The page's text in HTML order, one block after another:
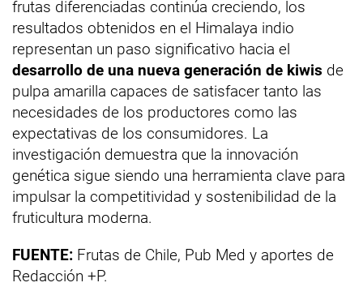
frutas diferenciadas continúa creciendo, los
resultados obtenidos en el Himalaya indio
representan un paso significativo hacia el
desarrollo de una nueva generación de kiwis de
pulpa amarilla capaces de satisfacer tanto las
necesidades de los productores como las
expectativas de los consumidores. La
investigación demuestra que la innovación
genética sigue siendo una herramienta clave para
impulsar la competitividad y sostenibilidad de la
fruticultura moderna.
FUENTE: Frutas de Chile, Pub Med y aportes de
Redacción +P.